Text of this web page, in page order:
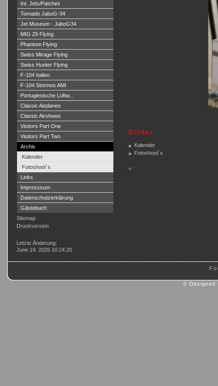
Int. Jets/Patches
Tornado JaboG-34
Jet Museum - JaboG34
MIG 29 Flying
Phantom Flying
Swiss Mirage Flying
Swiss Hunter Flying
F-104 Italien
F-104 Stormos AMI
Portugiesische Luftw...
Classic Airplanes
Classic Airshows
Visitors Part One
Visitors Part Two
Archiv
Kalender
Fotoshoot´s
Links
Impresssum
Datenschutzerklärung
Gästebuch
Sitemap
Druckversion
Letzte Änderung:
June 18. 2026 10:24:20
Bilder
Kalender
Fotoshoot´s
<
© Designed